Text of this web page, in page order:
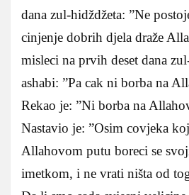
dana zul-hidždžeta: ”Ne
cinjenje dobrih djela draže
misleci na prvih deset dana
ashabi: ”Pa cak ni borba na
Rekao je: ”Ni borba na
Nastavio je: ”Osim covjeka
Allahovom putu boreci se
imetkom, i ne vrati ništa od